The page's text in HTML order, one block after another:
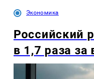
Экономика
Российский
в 1,7 раза за